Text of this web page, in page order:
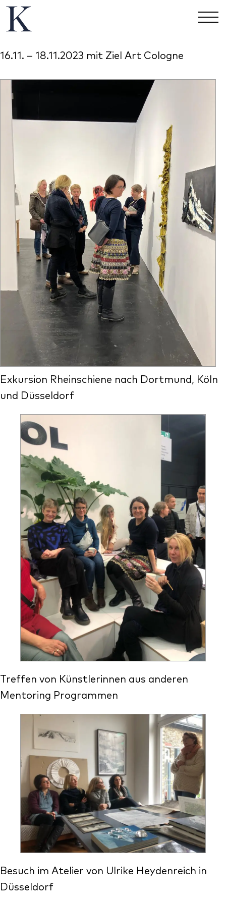
16.11. – 18.11.2023 mit Ziel Art Cologne
Exkursion Rheinschiene nach Dortmund, Köln
und Düsseldorf
Treffen von Künstlerinnen aus anderen
Mentoring Programmen
Besuch im Atelier von Ulrike Heydenreich in
Düsseldorf